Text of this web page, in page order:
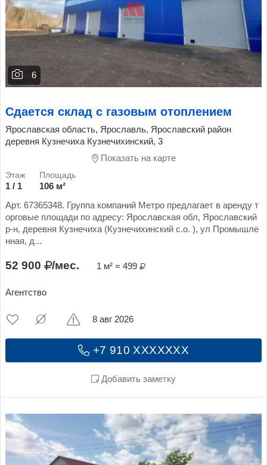
6
Сдается склад с газовым отоплением
Ярославская область, Ярославль, Ярославский район
деревня Кузнечиха Кузнечихинский, 3
Показать на карте
1 / 1
106 м²
Арт. 67365348. Группа компаний Метро предлагает в аренду т
орговые площади по адресу: Ярославская обл, Ярославский
р-н, деревня Кузнечиха (Кузнечихинский с.о. ), ул Промышле
нная, д...
52 900 /мес. 1 м² = 499
Агентство
+7 910 XXXXXXX
Добавить заметку
8 авг 2026